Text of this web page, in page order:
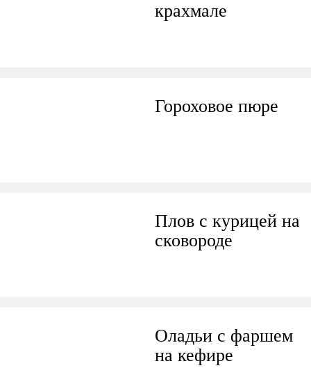
крахмале
Гороховое пюре
Плов с курицей на
сковороде
Оладьи с фаршем
на кефире